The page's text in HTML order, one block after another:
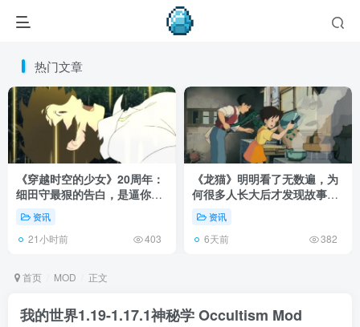
热门文章
《穿越时空的少女》20周年：
细田守最狠的告白，是逼你承
认有些夏天回不去了！
资讯
21小时前 403
《龙猫》明明看了无数遍，为
何很多人长大后才发现故事根
本不在 1988 年！
资讯
6天前 382
首页 MOD 正文
我的世界1.19-1.17.1神秘学 Occultism Mod